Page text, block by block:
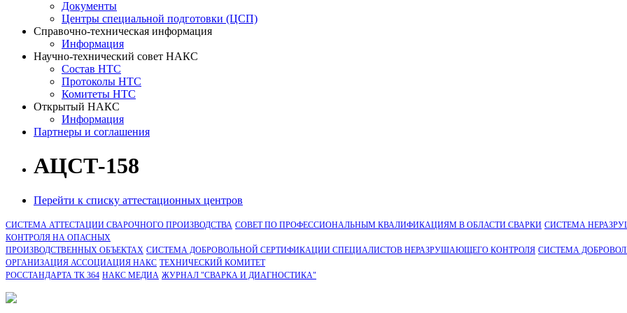
Документы
Центры специальной подготовки (ЦСП)
Справочно-техническая информация
Информация
Научно-технический совет НАКС
Состав НТС
Протоколы НТС
Комитеты НТС
Открытый НАКС
Информация
Партнеры и соглашения
АЦСТ-158
Перейти к списку аттестационных центров
СИСТЕМА АТТЕСТАЦИИ СВАРОЧНОГО ПРОИЗВОДСТВА СОВЕТ ПО ПРОФЕССИОНАЛЬНЫМ КВАЛИФИКАЦИЯМ В ОБЛАСТИ СВАРКИ СИСТЕМА
КОНТРОЛЯ НА ОПАСНЫХ
ПРОИЗВОДСТВЕННЫХ ОБЪЕКТАХ СИСТЕМА ДОБРОВОЛЬНОЙ СЕРТИФИКАЦИИ СПЕЦИАЛИСТОВ НЕРАЗРУШАЮЩЕГО КОНТРОЛЯ СИСТЕМА
ОРГАНИЗАЦИЯ АССОЦИАЦИЯ НАКС ТЕХНИЧЕСКИЙ КОМИТЕТ
РОССТАНДАРТА ТК 364 НАКС МЕДИА ЖУРНАЛ "СВАРКА И ДИАГНОСТИКА"